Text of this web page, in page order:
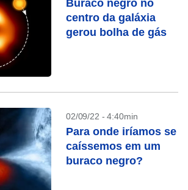
Buraco negro no
centro da galáxia
gerou bolha de gás
02/09/22 - 4:40min
Para onde iríamos se
caíssemos em um
buraco negro?